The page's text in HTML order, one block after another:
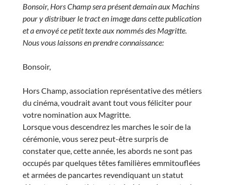
Bonsoir, Hors Champ sera présent demain aux Machins
pour y distribuer le tract en image dans cette publication
et a envoyé ce petit texte aux nommés des Magritte.
Nous vous laissons en prendre connaissance:
Bonsoir,
Hors Champ, association représentative des métiers
du cinéma, voudrait avant tout vous féliciter pour
votre nomination aux Magritte.
Lorsque vous descendrez les marches le soir de la
cérémonie, vous serez peut-être surpris de
constater que, cette année, les abords ne sont pas
occupés par quelques têtes familières emmitouflées
et armées de pancartes revendiquant un statut